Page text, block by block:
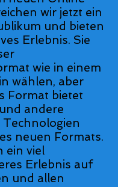
wir jetzt ein
und bieten
Erlebnis. Sie
wie in einem
wählen, aber
Format bietet
andere
neuen Formats.
ein viel
Erlebnis auf
und allen